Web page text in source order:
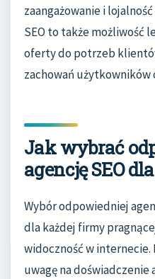
zaangażowanie i
SEO to także możliwość
oferty do potrzeb
zachowań użytkowników
Jak wybrać
agencję SEO
Wybór odpowiedniej
dla każdej firmy
widoczność w
uwagę na